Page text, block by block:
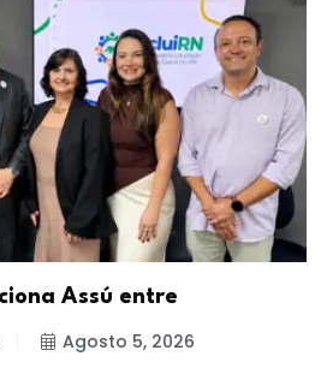
Assú entre
Agosto 5, 2026